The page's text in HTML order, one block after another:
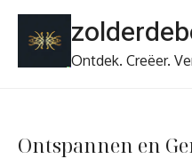
Ontdek. Creëer.
Ontspannen en